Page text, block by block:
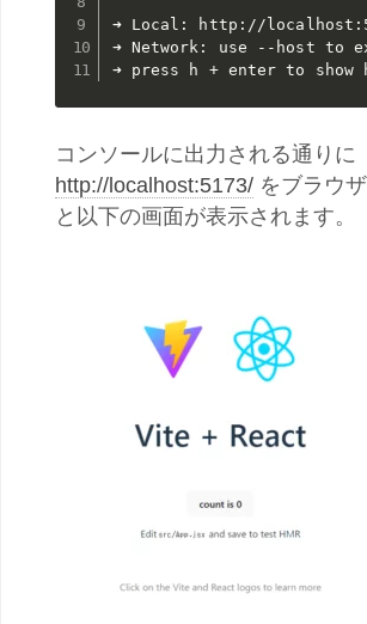
➜ Local: http://
➜ Network: use --host to
➜ press h + enter to show
コンソールに出力される通りに
http://localhost:5173/ をブラウ
と以下の画面が表示されます。